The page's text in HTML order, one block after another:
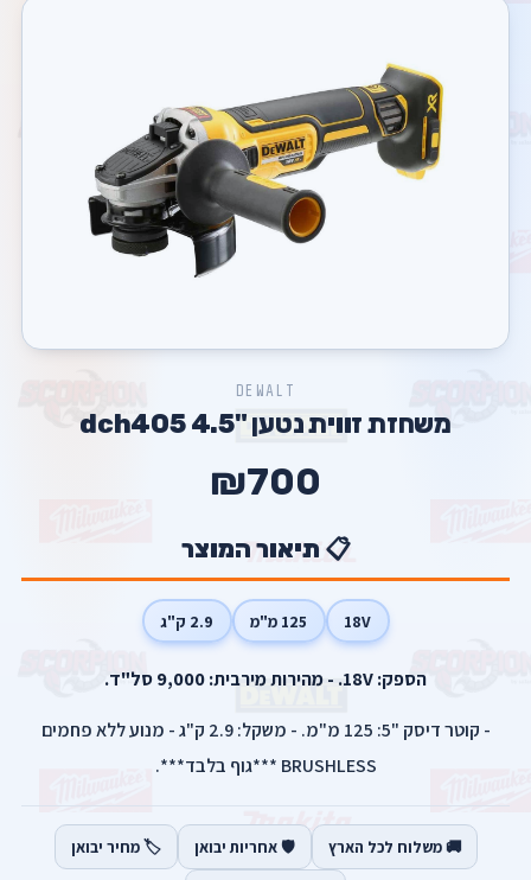
DEWALT
משחזת זווית נטען "4.5 dch405
₪700
📋 תיאור המוצר
18V 125 מ"מ 2.9 ק"ג
הספק: 18V. - מהירות מירבית: 9,000 סל"ד.
- קוטר דיסק "5: 125 מ"מ. - משקל: 2.9 ק"ג - מנוע ללא פחמים
BRUSHLESS ***גוף בלבד***.
🚚 משלוח לכל הארץ 🛡️ אחריות יבואן 🏷️ מחיר יבואן